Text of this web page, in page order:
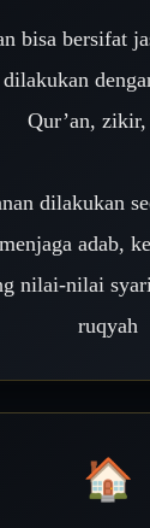
bisa bersifat
Qur’an, zikir,
dilakukan
adab,
nilai-nilai
ruqyah
🏠